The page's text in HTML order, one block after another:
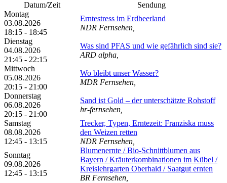
Datum/Zeit
Sendung
Montag
03.08.2026
18:15 - 18:45
Erntestress im Erdbeerland
NDR Fernsehen,
Dienstag
04.08.2026
21:45 - 22:15
Was sind PFAS und wie gefährlich sind sie?
ARD alpha,
Mittwoch
05.08.2026
20:15 - 21:00
Wo bleibt unser Wasser?
MDR Fernsehen,
Donnerstag
06.08.2026
20:15 - 21:00
Sand ist Gold – der unterschätzte Rohstoff
hr-fernsehen,
Samstag
08.08.2026
12:45 - 13:15
Trecker, Typen, Erntezeit: Franziska muss
den Weizen retten
NDR Fernsehen,
Sonntag
09.08.2026
12:45 - 13:15
Blumenernte /​ Bio-Schnittblumen aus
Bayern /​ Kräuterkombinationen im Kübel /​
Kreislehrgarten Oberhaid /​ Saatgut ernten
BR Fernsehen,